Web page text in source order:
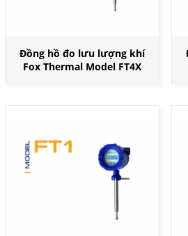
Đồng hồ đo lưu lượng khí
Fox Thermal Model FT4X